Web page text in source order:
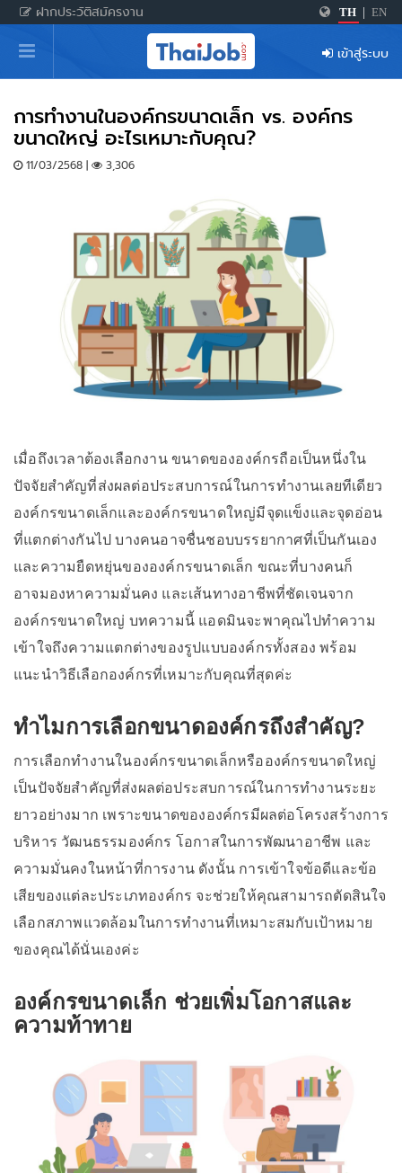
ฝากประวัติสมัครงาน TH EN
หน้าหลัก
ผู้สมัครงาน: เข้าสู่ระบบ
ฝากประวัติสมัครงาน
เกร็ดความรู้
สำหรับผู้ประกอบการ
เข้าสู่ระบบ
การทำงานในองค์กรขนาดเล็ก vs. องค์กร
ขนาดใหญ่ อะไรเหมาะกับคุณ?
11/03/2568 | 3,306
เมื่อถึงเวลาต้องเลือกงาน ขนาดขององค์กรถือเป็นหนึ่งใน
ปัจจัยสำคัญที่ส่งผลต่อประสบการณ์ในการทำงานเลยทีเดียว
องค์กรขนาดเล็กและองค์กรขนาดใหญ่มีจุดแข็งและจุดอ่อน
ที่แตกต่างกันไป บางคนอาจชื่นชอบบรรยากาศที่เป็นกันเอง
และความยืดหยุ่นขององค์กรขนาดเล็ก ขณะที่บางคนก็
อาจมองหาความมั่นคง และเส้นทางอาชีพที่ชัดเจนจาก
องค์กรขนาดใหญ่ บทความนี้ แอดมินจะพาคุณไปทำความ
เข้าใจถึงความแตกต่างของรูปแบบองค์กรทั้งสอง พร้อม
แนะนำวิธีเลือกองค์กรที่เหมาะกับคุณที่สุดค่ะ
ทำไมการเลือกขนาดองค์กรถึงสำคัญ?
การเลือกทำงานในองค์กรขนาดเล็กหรือองค์กรขนาดใหญ่
เป็นปัจจัยสำคัญที่ส่งผลต่อประสบการณ์ในการทำงานระยะ
ยาวอย่างมาก เพราะขนาดขององค์กรมีผลต่อโครงสร้างการ
บริหาร วัฒนธรรมองค์กร โอกาสในการพัฒนาอาชีพ และ
ความมั่นคงในหน้าที่การงาน ดังนั้น การเข้าใจข้อดีและข้อ
เสียของแต่ละประเภทองค์กร จะช่วยให้คุณสามารถตัดสินใจ
เลือกสภาพแวดล้อมในการทำงานที่เหมาะสมกับเป้าหมาย
ของคุณได้นั่นเองค่ะ
องค์กรขนาดเล็ก ช่วยเพิ่มโอกาสและ
ความท้าทาย